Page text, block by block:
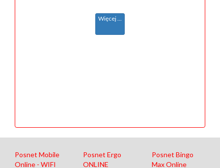
Więcej ...
Posnet Mobile
Online - WIFI
Posnet Ergo
ONLINE
Posnet Bingo
Max Online